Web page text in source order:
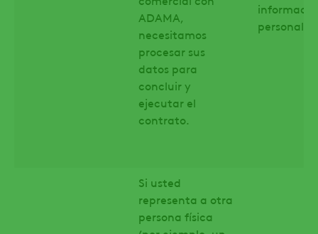
ADAMA,
necesitamos
procesar sus
datos para
concluir y
ejecutar el
contrato.
personal.
Si usted
representa a otra
persona física